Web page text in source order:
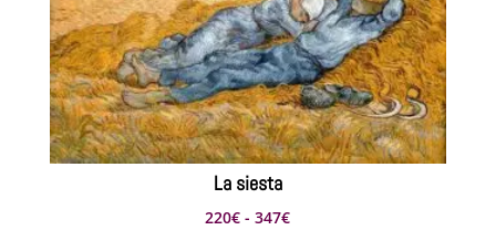
La siesta
220€ - 347€Rango